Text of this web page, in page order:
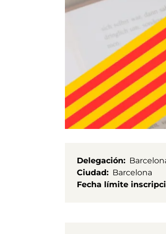
Delegación
Ciudad
Barcelona
Fecha límite